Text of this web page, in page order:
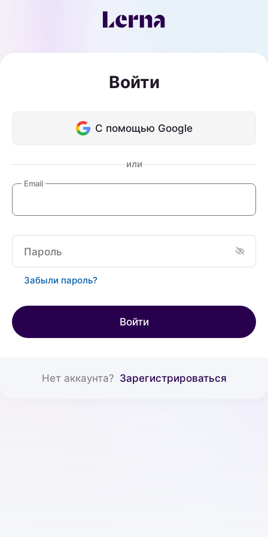
Войти
С помощью Google
или
Email
Пароль
Забыли пароль?
Войти
Нет аккаунта? Зарегистрироваться